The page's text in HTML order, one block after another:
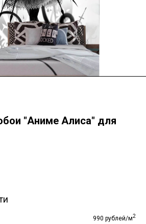
"Аниме Алиса" для
990 рублей/м2